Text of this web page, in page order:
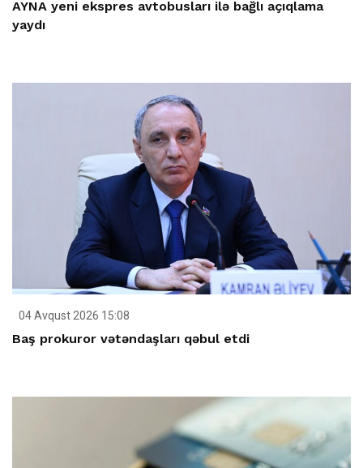
AYNA yeni ekspres avtobusları ilə bağlı açıqlama
yaydı
04 Avqust 2026 15:08
Baş prokuror vətəndaşları qəbul etdi